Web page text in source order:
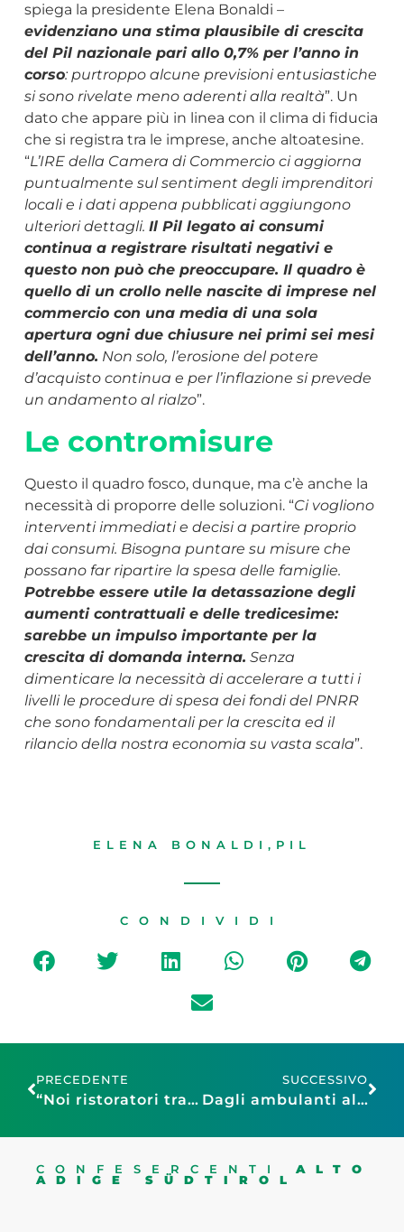
spiega la presidente Elena Bonaldi –
evidenziano una stima plausibile di crescita
del Pil nazionale pari allo 0,7% per l’anno in
corso: purtroppo alcune previsioni entusiastiche
si sono rivelate meno aderenti alla realtà”. Un
dato che appare più in linea con il clima di fiducia
che si registra tra le imprese, anche altoatesine.
“L’IRE della Camera di Commercio ci aggiorna
puntualmente sul sentiment degli imprenditori
locali e i dati appena pubblicati aggiungono
ulteriori dettagli. Il Pil legato ai consumi
continua a registrare risultati negativi e
questo non può che preoccupare. Il quadro è
quello di un crollo nelle nascite di imprese nel
commercio con una media di una sola
apertura ogni due chiusure nei primi sei mesi
dell’anno. Non solo, l’erosione del potere
d’acquisto continua e per l’inflazione si prevede
un andamento al rialzo”.
Le contromisure
Questo il quadro fosco, dunque, ma c’è anche la
necessità di proporre delle soluzioni. “Ci vogliono
interventi immediati e decisi a partire proprio
dai consumi. Bisogna puntare su misure che
possano far ripartire la spesa delle famiglie.
Potrebbe essere utile la detassazione degli
aumenti contrattuali e delle tredicesime:
sarebbe un impulso importante per la
crescita di domanda interna. Senza
dimenticare la necessità di accelerare a tutti i
livelli le procedure di spesa dei fondi del PNRR
che sono fondamentali per la crescita ed il
rilancio della nostra economia su vasta scala”.
ELENA BONALDI , PIL
CONDIVIDI
PRECEDENTE
“Noi ristoratori trasformati in broker delle materie prime”
SUCCESSIVO
Dagli ambulanti alla sfida digitale: 50 anni di Confesercenti
CONFESERCENTI ALTO
ADIGE SÜDTIROL